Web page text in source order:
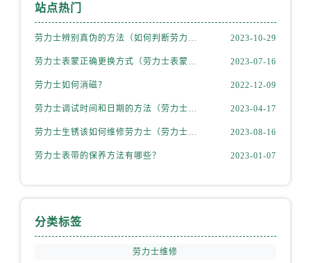
江苏省泰州市海陵区永定东路399号置地商务中心东塔（华润万象城）17层1706室劳力士售后服务中心（需提前预约）
江苏省徐州市鼓楼区淮海东路29号苏宁广场IFC国际金融中心35层3508室劳力士售后服务中心（需提前预约）
江苏省镇江市京口区中山东路劳力士售后服务中心（需提前预约）
站点热门
劳力士辨别真伪的方法（如何判断劳力士的真假） 2023-10-29
劳力士表蒙正确更换方式（劳力士表蒙更换知识） 2023-07-16
劳力士如何消磁？ 2022-12-09
劳力士调试时间和日期的方法（劳力士该如何调试） 2023-04-17
劳力士生锈该如何维修劳力士（劳力士生锈怎么处理） 2023-08-16
劳力士表带的保养方法有哪些？ 2023-01-07
分类标签
劳力士维修